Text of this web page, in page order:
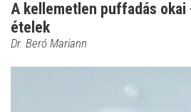
A kellemetlen puffadás okai
ételek
Dr. Beró Mariann